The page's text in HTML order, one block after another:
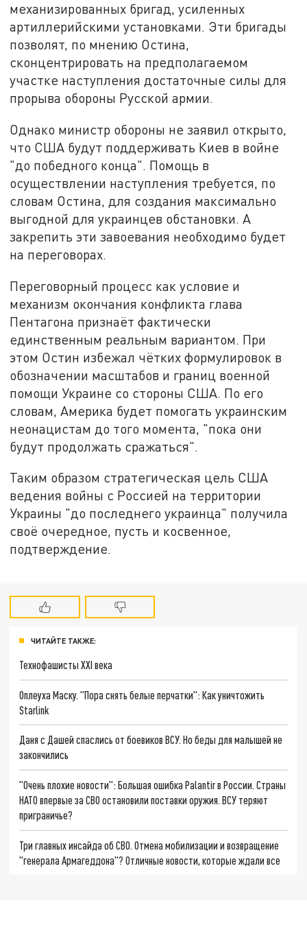
механизированных бригад, усиленных
артиллерийскими установками. Эти бригады
позволят, по мнению Остина,
сконцентрировать на предполагаемом
участке наступления достаточные силы для
прорыва обороны Русской армии.
Однако министр обороны не заявил открыто,
что США будут поддерживать Киев в войне
"до победного конца". Помощь в
осуществлении наступления требуется, по
словам Остина, для создания максимально
выгодной для украинцев обстановки. А
закрепить эти завоевания необходимо будет
на переговорах.
Переговорный процесс как условие и
механизм окончания конфликта глава
Пентагона признаёт фактически
единственным реальным вариантом. При
этом Остин избежал чётких формулировок в
обозначении масштабов и границ военной
помощи Украине со стороны США. По его
словам, Америка будет помогать украинским
неонацистам до того момента, "пока они
будут продолжать сражаться".
Таким образом стратегическая цель США
ведения войны с Россией на территории
Украины "до последнего украинца" получила
своё очередное, пусть и косвенное,
подтверждение.
ЧИТАЙТЕ ТАКЖЕ:
Технофашисты XXI века
Оплеуха Маску. "Пора снять белые перчатки": Как уничтожить
Starlink
Даня с Дашей спаслись от боевиков ВСУ. Но беды для малышей не
закончились
"Очень плохие новости": Большая ошибка Palantir в России. Страны
НАТО впервые за СВО остановили поставки оружия. ВСУ теряют
приграничье?
Три главных инсайда об СВО. Отмена мобилизации и возвращение
"генерала Армагеддона"? Отличные новости, которые ждали все